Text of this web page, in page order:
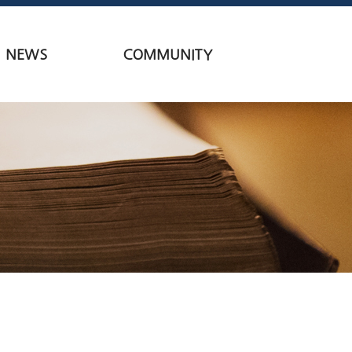
NEWS COMMUNITY